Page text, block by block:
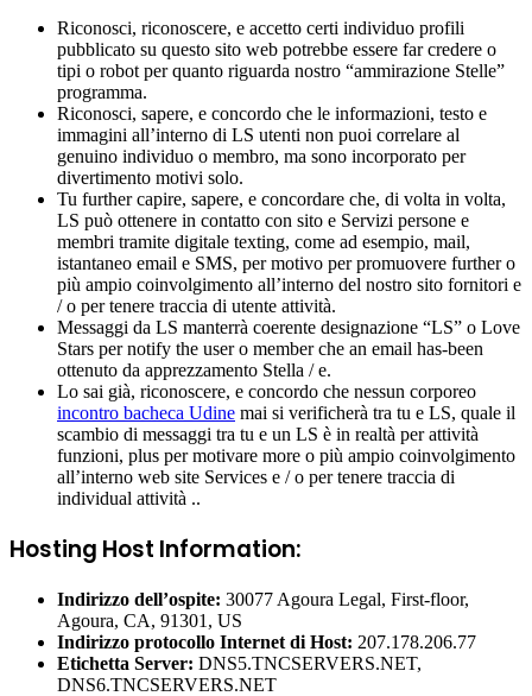
Riconosci, riconoscere, e accetto certi individuo profili
pubblicato su questo sito web potrebbe essere far credere o
tipi o robot per quanto riguarda nostro “ammirazione Stelle”
programma.
Riconosci, sapere, e concordo che le informazioni, testo e
immagini all’interno di LS utenti non puoi correlare al
genuino individuo o membro, ma sono incorporato per
divertimento motivi solo.
Tu further capire, sapere, e concordare che, di volta in volta,
LS può ottenere in contatto con sito e Servizi persone e
membri tramite digitale texting, come ad esempio, mail,
istantaneo email e SMS, per motivo per promuovere further o
più ampio coinvolgimento all’interno del nostro sito fornitori e
/ o per tenere traccia di utente attività.
Messaggi da LS manterrà coerente designazione “LS” o Love
Stars per notify the user o member che an email has-been
ottenuto da apprezzamento Stella / e.
Lo sai già, riconoscere, e concordo che nessun corporeo
incontro bacheca Udine mai si verificherà tra tu e LS, quale il
scambio di messaggi tra tu e un LS è in realtà per attività
funzioni, plus per motivare more o più ampio coinvolgimento
all’interno web site Services e / o per tenere traccia di
individual attività ..
Hosting Host Information:
Indirizzo dell’ospite: 30077 Agoura Legal, First-floor,
Agoura, CA, 91301, US
Indirizzo protocollo Internet di Host: 207.178.206.77
Etichetta Server: DNS5.TNCSERVERS.NET,
DNS6.TNCSERVERS.NET